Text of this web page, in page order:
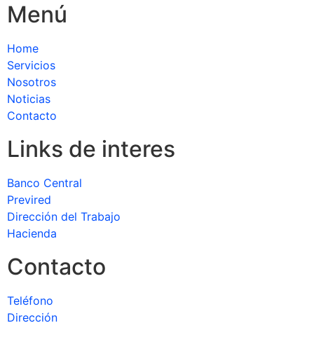
Menú
Home
Servicios
Nosotros
Noticias
Contacto
Links de interes
Banco Central
Previred
Dirección del Trabajo
Hacienda
Contacto
Teléfono
Dirección